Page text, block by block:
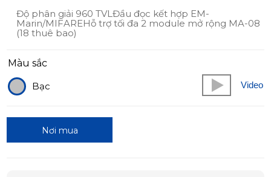
Độ phân giải 960 TVLĐầu đọc kết hợp EM-
Marin/MIFAREHỗ trợ tối đa 2 module mở rộng MA-08
(18 thuê bao)
Màu sắc
Bạc
Video
Nơi mua